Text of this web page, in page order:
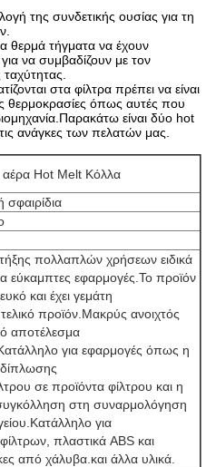
της συνδετικής ουσίας για τη
θερμά τήγματα να έχουν
να συμβαδίζουν με τον
στα φίλτρα πρέπει να είναι
θερμοκρασίες όπως αυτές που
είναι δύο hot
ανάγκες των πελατών μας.
αέρα Hot Melt Κόλλα
σφαιρίδια
πολλαπλών χρήσεων ειδικά
εύκαμπτες εφαρμογές.Το προϊόν
και έχει γεμάτη
προϊόν.Μακρύς ανοιχτός
αποτέλεσμα
για εφαρμογές όπως η
σε προϊόντα φίλτρου και η
στη συναρμολόγηση
για
πλαστικά ABS και
από χάλυβα.και άλλα υλικά.